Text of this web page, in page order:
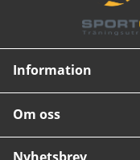
Information
Om oss